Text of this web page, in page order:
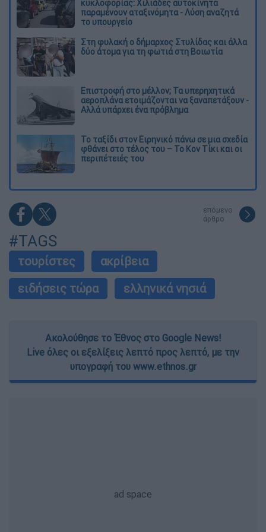
κυκλοφορίας: Χιλιάδες αυτοκίνητα
παραμένουν αταξινόμητα - Λύση αναζητά
το υπουργείο
Στη φυλακή ο δήμαρχος Στυλίδας και άλλα
δύο άτομα για τη φωτιά στη Βοιωτία
Επιστροφή στο μέλλον; Τα υπερηχητικά
αεροπλάνα ετοιμάζονται να ξαναπετάξουν -
Αλλά υπάρχει ένα πρόβλημα
Το ταξίδι στον Ειρηνικό πάνω σε μια σχεδία
φθάνει στο τέλος του – Το Κον Τίκι και οι
περιπέτειές του
επόμενο
άρθρο
#TAGS
τουρίστες
ακρίβεια
ειδήσεις τώρα
ελληνικά νησιά
Ακολούθησε το Έθνος στο Google News!
Live όλες οι εξελίξεις λεπτό προς λεπτό, με την
υπογραφή του www.ethnos.gr